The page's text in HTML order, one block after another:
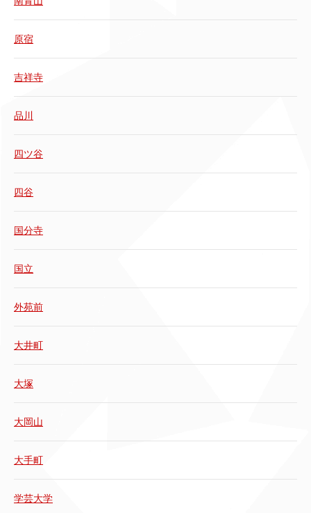
原宿
吉祥寺
品川
四ツ谷
四谷
国分寺
国立
外苑前
大井町
大塚
大岡山
大手町
学芸大学